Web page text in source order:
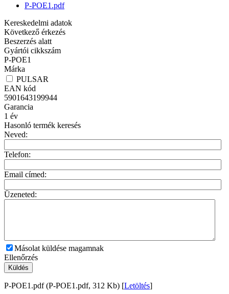
P-POE1.pdf
Kereskedelmi adatok
Következő érkezés
Beszerzés alatt
Gyártói cikkszám
P-POE1
Márka
PULSAR
EAN kód
5901643199944
Garancia
1 év
Hasonló termék keresés
Neved:
Telefon:
Email címed:
Üzeneted:
Másolat küldése magamnak
Ellenőrzés
Küldés
P-POE1.pdf (P-POE1.pdf, 312 Kb) [Letöltés]